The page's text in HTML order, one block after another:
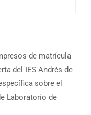
de matrícula
del IES Andrés de
sobre el
Laboratorio de